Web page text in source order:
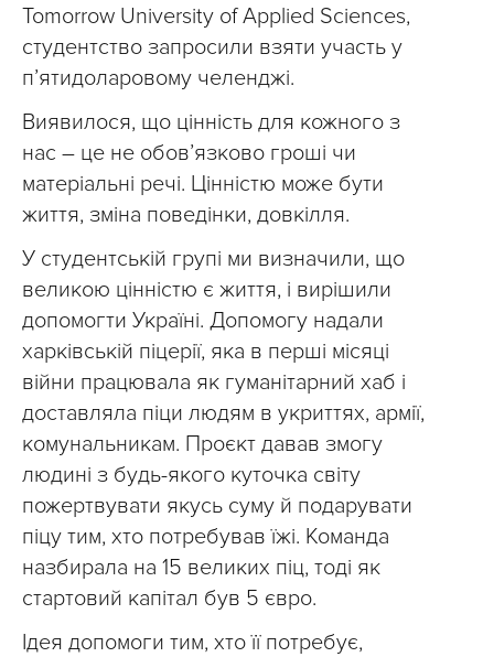
Tomorrow University of Applied Sciences,
студентство запросили взяти участь у
п’ятидоларовому челенджі.
Виявилося, що цінність для кожного з
нас – це не обов’язково гроші чи
матеріальні речі. Цінністю може бути
життя, зміна поведінки, довкілля.
У студентській групі ми визначили, що
великою цінністю є життя, і вирішили
допомогти Україні. Допомогу надали
харківській піцерії, яка в перші місяці
війни працювала як гуманітарний хаб і
доставляла піци людям в укриттях, армії,
комунальникам. Проєкт давав змогу
людині з будь-якого куточка світу
пожертвувати якусь суму й подарувати
піцу тим, хто потребував їжі. Команда
назбирала на 15 великих піц, тоді як
стартовий капітал був 5 євро.
Ідея допомоги тим, хто її потребує,